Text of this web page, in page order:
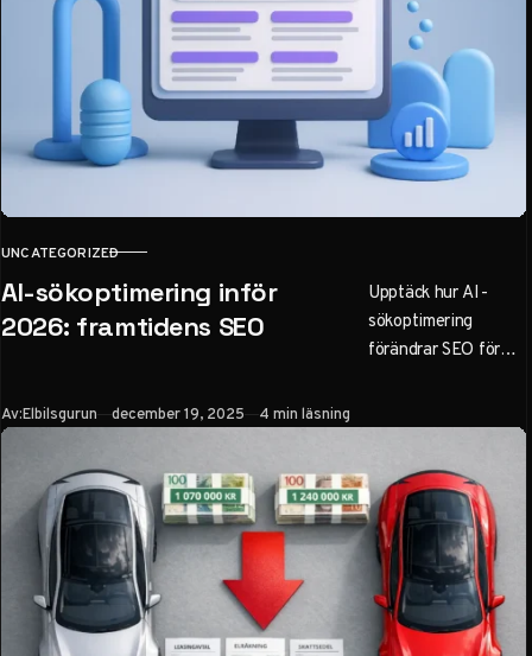
KATEGORI
UNCATEGORIZED
AI-sökoptimering inför
2026: framtidens SEO
Upptäck hur AI-
sökoptimering
förändrar SEO för
steg för att optimera
innehåll för ChatGPT
och Google Gemini,
och undvik misstag
inför 2026. Bli
synlig i AI-drivna
sökningar.
Av:Elbilsgurun Publicerad
december 19, 2025 4 min läsning